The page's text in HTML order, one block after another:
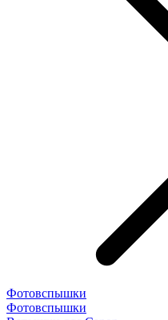
Фотовспышки
Фотовспышки